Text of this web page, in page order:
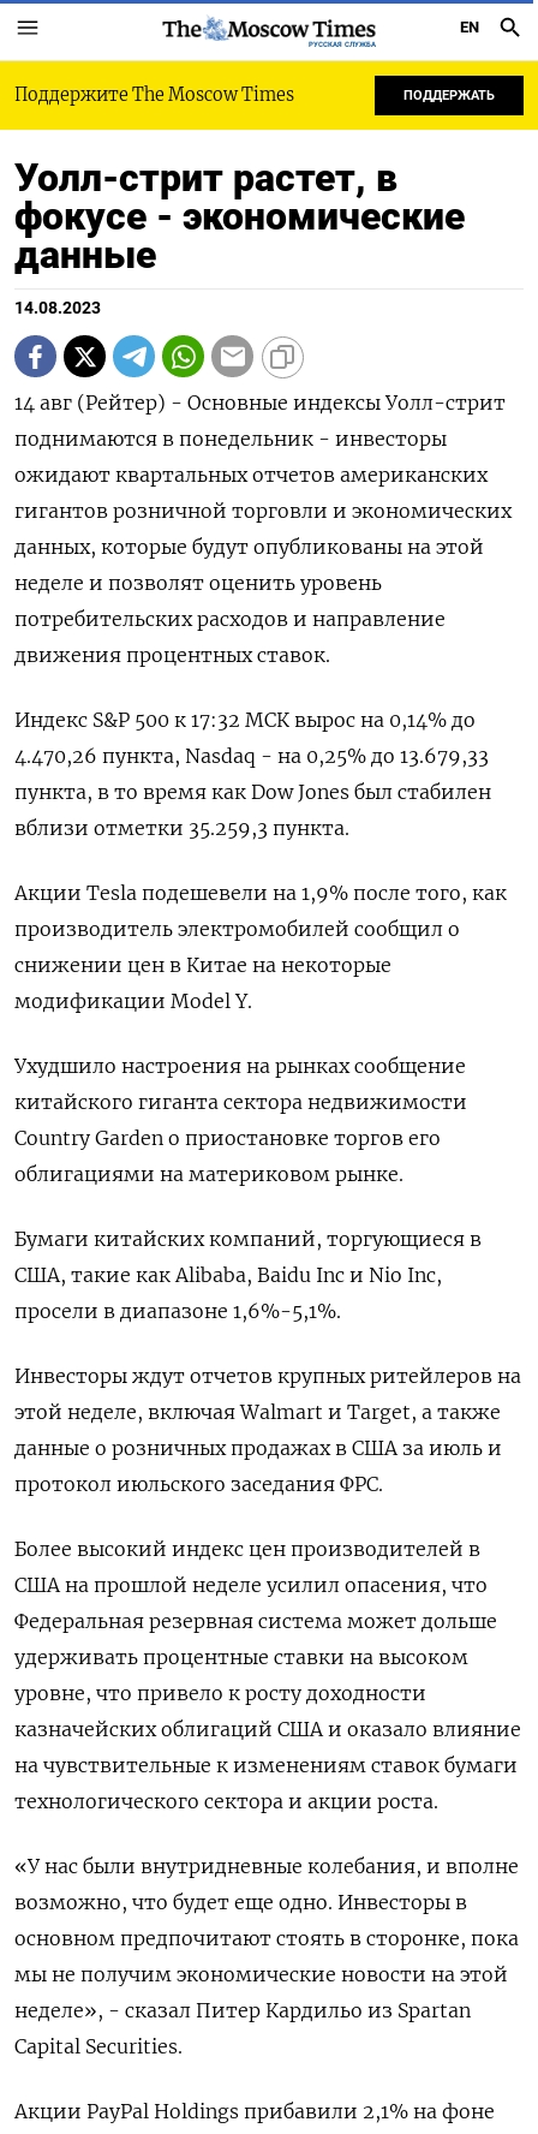
РУССКАЯ СЛУЖБА
EN
Поддержите The Moscow Times ПОДДЕРЖАТЬ
Уолл-стрит растет, в
фокусе - экономические
данные
14.08.2023
14 авг (Рейтер) - Основные индексы Уолл-стрит
поднимаются в понедельник - инвесторы
ожидают квартальных отчетов американских
гигантов розничной торговли и экономических
данных, которые будут опубликованы на этой
неделе и позволят оценить уровень
потребительских расходов и направление
движения процентных ставок.
Индекс S&P 500 к 17:32 МСК вырос на 0,14% до
4.470,26​ пункта, Nasdaq - на 0,25% до 13.679,33
пункта, в то время как Dow Jones был стабилен
вблизи отметки 35.259,3 пункта.
Акции Tesla подешевели на 1,9% после того, как
производитель электромобилей сообщил о
снижении цен в Китае на некоторые
модификации Model Y.
Ухудшило настроения на рынках сообщение
китайского гиганта сектора недвижимости
Country Garden о приостановке торгов его
облигациями на материковом рынке.
Бумаги китайских компаний, торгующиеся в
США, такие как Alibaba, Baidu Inc и Nio Inc,
просели в диапазоне 1,6%-5,1%.
Инвесторы ждут отчетов крупных ритейлеров на
этой неделе, включая Walmart и Target, а также
данные о розничных продажах в США за июль и
протокол июльского заседания ФРС.
Более высокий индекс цен производителей в
США на прошлой неделе усилил опасения, что
Федеральная резервная система может дольше
удерживать процентные ставки на высоком
уровне, что привело к росту доходности
казначейских облигаций США и оказало влияние
на чувствительные к изменениям ставок бумаги
технологического сектора и акции роста.
«У нас были внутридневные колебания, и вполне
возможно, что будет еще одно. Инвесторы в
основном предпочитают стоять в сторонке, пока
мы не получим экономические новости на этой
неделе», - сказал Питер Кардильо из Spartan
Capital Securities.
Акции PayPal Holdings прибавили 2,1% на фоне